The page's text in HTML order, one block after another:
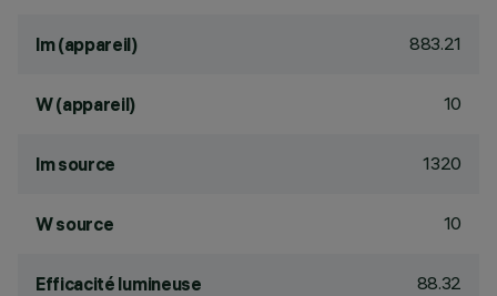
lm (appareil) 883.21
W (appareil) 10
lm source 1320
W source 10
Efficacité lumineuse
88.32